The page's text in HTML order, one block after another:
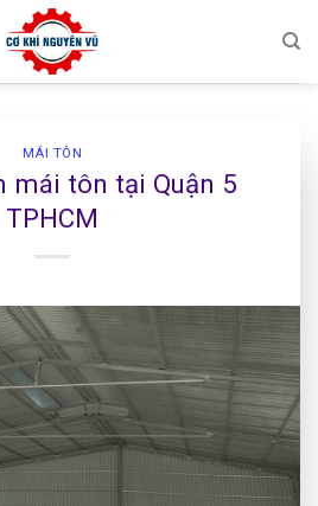
MÁI TÔN
mái tôn tại Quận 5
TPHCM